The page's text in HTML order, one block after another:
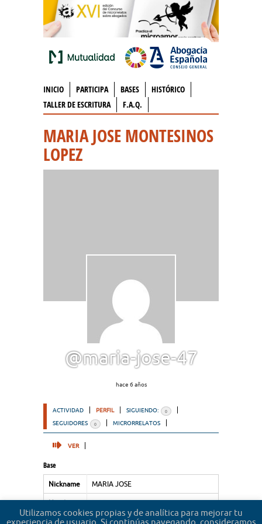
INICIO PARTICIPA BASES
HISTÓRICO
TALLER DE ESCRITURA
F.A.Q.
MARIA JOSE MONTESINOS
LOPEZ
@maria-jose-47
hace 6 años
ACTIVIDAD PERFIL SIGUIENDO: 0
SEGUIDORES 0 MICRORRELATOS
VER
Base
Nickname MARIA JOSE
Apellidos MONTESINOS LOPEZ
Utilizamos cookies propias y de analítica para mejorar tu